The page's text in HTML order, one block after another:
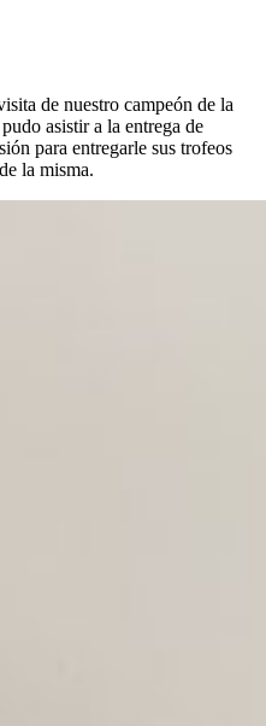
de nuestro campeón de la
asistir a la entrega de
para entregarle sus trofeos
la misma.